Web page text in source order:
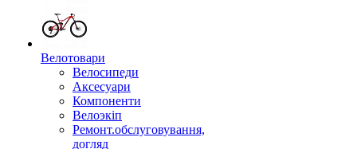
Велотовари
Велосипеди
Аксесуари
Компоненти
Велоэкіп
Ремонт.обслуговування,
догляд